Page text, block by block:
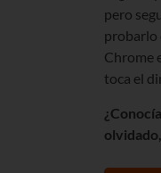
pero
probarlo
Chrome
toca el